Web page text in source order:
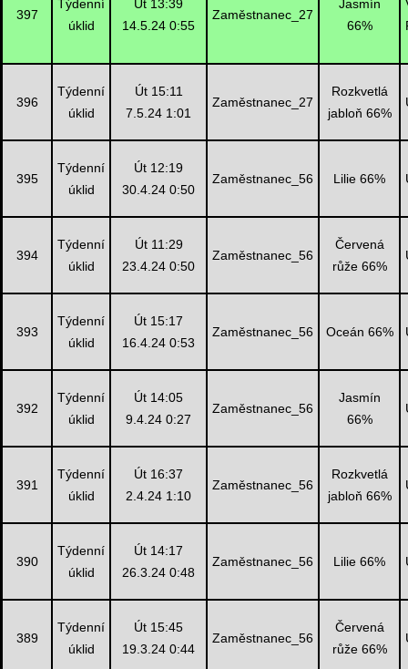
397
Týdenní
úklid
Út 13:39
14.5.24 0:55
Zaměstnanec_27
Jasmín
66%
396
Týdenní
úklid
Út 15:11
7.5.24 1:01
Zaměstnanec_27
Rozkvetlá
jabloň 66%
395
Týdenní
úklid
Út 12:19
30.4.24 0:50
Zaměstnanec_56 Lilie 66%
394
Týdenní
úklid
Út 11:29
23.4.24 0:50
Zaměstnanec_56
Červená
růže 66%
393
Týdenní
úklid
Út 15:17
16.4.24 0:53
Zaměstnanec_56 Oceán 66%
392
Týdenní
úklid
Út 14:05
9.4.24 0:27
Zaměstnanec_56
Jasmín
66%
391
Týdenní
úklid
Út 16:37
2.4.24 1:10
Zaměstnanec_56
Rozkvetlá
jabloň 66%
390
Týdenní
úklid
Út 14:17
26.3.24 0:48
Zaměstnanec_56 Lilie 66%
389
Týdenní
úklid
Út 15:45
19.3.24 0:44
Zaměstnanec_56
Červená
růže 66%